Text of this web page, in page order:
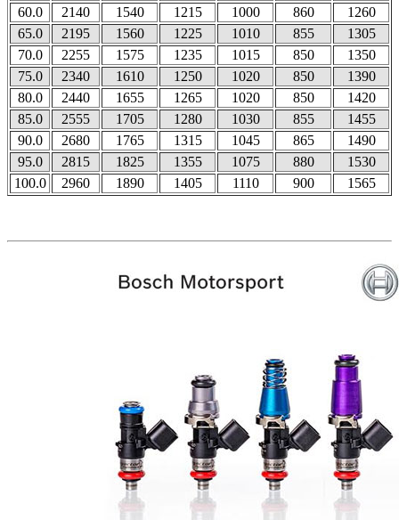
60.0
2140 1540 1215 1000 860
1260
65.0
2195 1560 1225 1010 855
1305
70.0
2255 1575 1235 1015 850
1350
75.0
2340 1610 1250 1020 850
1390
80.0
2440 1655 1265 1020 850
1420
85.0
2555 1705 1280 1030 855
1455
90.0
2680 1765 1315 1045 865
1490
95.0
2815 1825 1355 1075 880
1530
100.0
2960 1890 1405 1110 900 1565